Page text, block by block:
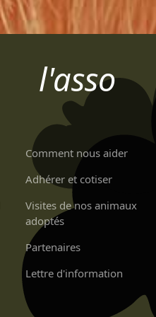
l'asso
Comment nous aider
Adhérer et cotiser
Visites de nos animaux
adoptés
Partenaires
Lettre d'information